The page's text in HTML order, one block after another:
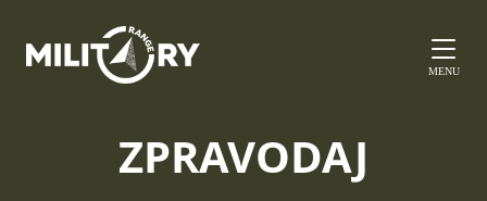
MENU
ZPRAVODAJ